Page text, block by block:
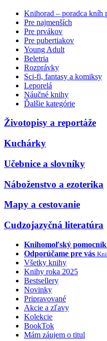
Knihorad – poradca kníh
Pre najmenších
Pre prvákov
Pre pubertiakov
Young Adult
Beletria
Rozprávky
Sci-fi, fantasy a komiksy
Leporelá
Náučné knihy
Ďalšie kategórie
Životopisy a reportáže
Kuchárky
Učebnice a slovníky
Náboženstvo a ezoterika
Mapy a cestovanie
Cudzojazyčná literatúra
Knihomoľský pomocník
Odporúčame pre vás
Všetky knihy
Knihy roka 2025
Bestsellery
Novinky
Pripravované
Akcie a zľavy
Kolekcie
BookTok
Mám záujem o titul